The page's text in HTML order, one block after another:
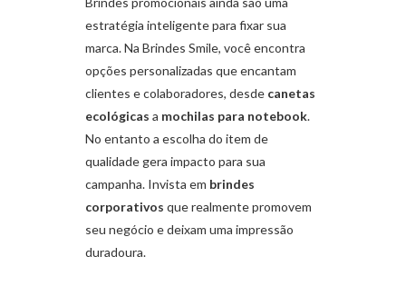
estratégia inteligente para fixar sua
marca. Na Brindes Smile, você encontra
opções personalizadas que encantam
clientes e colaboradores, desde canetas
ecológicas a mochilas para notebook.
No entanto a escolha do item de
qualidade gera impacto para sua
campanha. Invista em brindes
corporativos que realmente promovem
seu negócio e deixam uma impressão
duradoura.